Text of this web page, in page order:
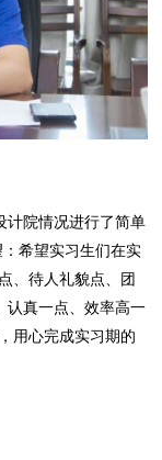
计院情况进行了简单
希望实习生们在实
、待人礼貌点、团
认真一点、效率高一
用心完成实习期的